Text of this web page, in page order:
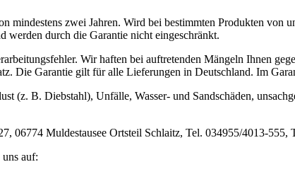
zwei Jahren. Wird bei bestimmten Produkten von
werden durch die Garantie nicht eingeschränkt.
Wir haften bei auftretenden Mängeln Ihnen
Die Garantie gilt für alle Lieferungen in Deutschland. Im
(z. B. Diebstahl), Unfälle, Wasser- und Sandschäden,
06774 Muldestausee Ortsteil Schlaitz, Tel. 034955/4013-555,
auf: